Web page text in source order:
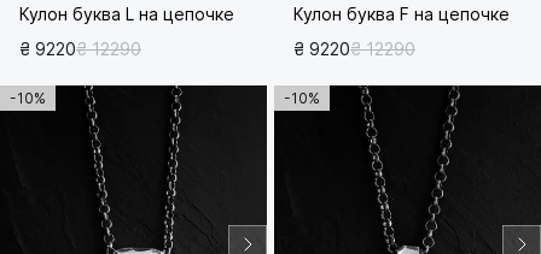
Кулон буква L на цепочке
₴ 9220₴ 12290
Кулон буква F на цепочке
₴ 9220₴ 12290
-10% -10%